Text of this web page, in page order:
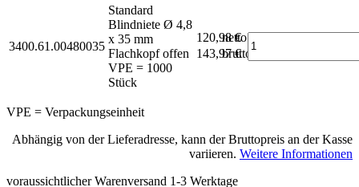
3400.61.00480035
Standard
Blindniete Ø 4,8
x 35 mm
Flachkopf offen
VPE = 1000
Stück
120,98 €
netto
143,97 €
brutto*
VPE = Verpackungseinheit
Abhängig von der Lieferadresse, kann der Bruttopreis an der Kasse
variieren. Weitere Informationen
voraussichtlicher Warenversand 1-3 Werktage